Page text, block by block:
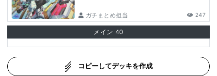
ガチまとめ担当 247
メイン 40
コピーしてデッキを作成